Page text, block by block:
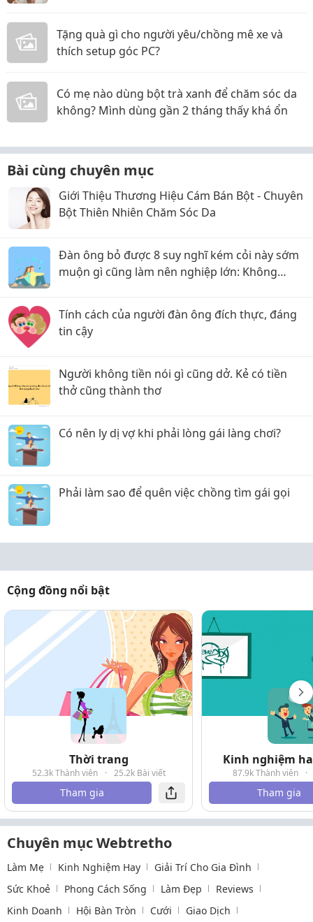
Tặng quà gì cho người yêu/chồng mê xe và
thích setup góc PC?
Có mẹ nào dùng bột trà xanh để chăm sóc da
không? Mình dùng gần 2 tháng thấy khá ổn
Bài cùng chuyên mục
Giới Thiệu Thương Hiệu Cám Bán Bột - Chuyên
Bột Thiên Nhiên Chăm Sóc Da
Đàn ông bỏ được 8 suy nghĩ kém cỏi này sớm
muộn gì cũng làm nên nghiệp lớn: Không
dẫm được cả đời
Tính cách của người đàn ông đích thực, đáng
tin cậy
Người không tiền nói gì cũng dở. Kẻ có tiền
thở cũng thành thơ
Có nên ly dị vợ khi phải lòng gái làng chơi?
Phải làm sao để quên việc chồng tìm gái gọi
Cộng đồng nổi bật
Thời trang
52.3k Thành viên · 25.2k Bài viết
Tham gia
Kinh nghiệm
87.9k Thành viên ·
Tham gia
Chuyên mục Webtretho
Làm Mẹ Kinh Nghiệm Hay
Giải Trí Cho Gia Đình
Sức Khoẻ
Phong Cách Sống Làm Đẹp
Reviews
Kinh Doanh
Hội Bàn Tròn Cưới Giao Dịch